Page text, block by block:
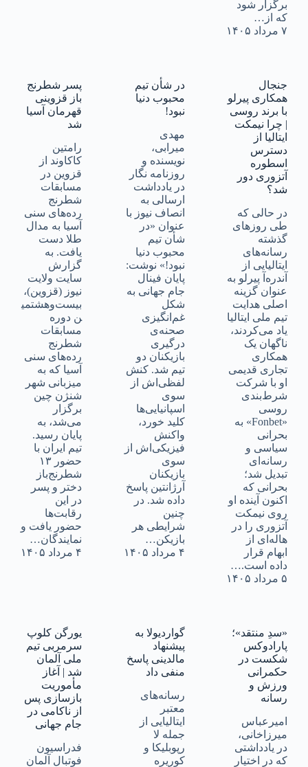
برگزار شود
که از…
۷ مرداد ۱۴۰۵
جنجال
همکاری پیرلو
با برند روسی
| چرا نیمکت
ایتالیا از
دسترس
اسطوره
آتزوری دور
شد؟
در حالی که
طی روزهای
گذشته
رسانه‌های
ایتالیایی از
آندره‌آ پیرلو به
عنوان گزینه
اصلی هدایت
تیم ملی ایتالیا
یاد می‌کردند،
ناگهان یک
همکاری
تجاری قدیمی
او با شرکت
شرط‌بندی
روسی
«Fonbet» به
بحرانی
سیاسی و
رسانه‌ای
تبدیل شد؛
بحرانی که
اکنون آینده او
روی نیمکت
آتزوری را در
هاله‌ای از
ابهام قرار
داده است.…
۵ مرداد ۱۴۰۵
در شأن تیم
محبوب دنیا
نبود!
مهدی
میرابی،
نویسنده و
روزنامه نگار
در یادداشت
ارسالی به
انصاف نیوز با
عنوان «در
شأن تیم
محبوب دنیا
نبود!» نوشت:
پایان فینال
جام جهانی به
شکل
غم‌انگیزی
صحنه‌ی
درگیری‌
بازیکنان دو
تیم شد. کنش
لفظی‌اش از
سوی
اسپانیایی‌ها
کلید خورد،
واکنش
فیزیکی‌اش از
سوی
بازیکنان
آرژانتین پاسخ
داده شد. در
چنین
شرایطی هر
بازیکن…
۴ مرداد ۱۴۰۵
پسر شطرنج
باز قزوینی
قهرمان آسیا
شد
رامتین
کاکاوند از
قزوین در
مسابقات
شطرنج
رده‌های سنی
آسیا به مدال
طلا دست
یافت. به
گزارش
سایت ولایت
نیوز (قزوین)،
بیست‌وهشتمی
ن دوره
مسابقات
شطرنج
رده‌های سنی
آسیا که به
میزبانی شهر
شنژن چین
برگزار
می‌شد، به
پایان رسید.
تیم ایران با
حضور ۱۳
شطرنج‌باز
دختر و پسر
در این
رقابت‌ها
حضور یافت و
نمایندگان…
۴ مرداد ۱۴۰۵
«سدِ منتقد»؛
پارادوکس
شکست در
حکمرانی
ورزش و
رسانه
امیرعباس
میرزاخانی،
در یادداشتی
که در اختیار
گواردیولا به
پیشنهاد
مالدینی پاسخ
منفی داد
رسانه‌های
معتبر
ایتالیایی از
جمله لا
رپوبلیکا و
کوریره
یورگن کلوپ
سرمربی تیم
ملی آلمان
شد | آغاز
مأموریت
بازسازی پس
از ناکامی در
جام جهانی
فدراسیون
فوتبال آلمان